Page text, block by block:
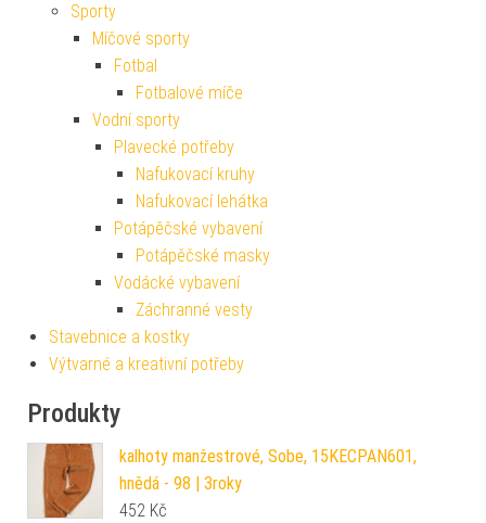
Sporty
Míčové sporty
Fotbal
Fotbalové míče
Vodní sporty
Plavecké potřeby
Nafukovací kruhy
Nafukovací lehátka
Potápěčské vybavení
Potápěčské masky
Vodácké vybavení
Záchranné vesty
Stavebnice a kostky
Výtvarné a kreativní potřeby
Produkty
kalhoty manžestrové, Sobe, 15KECPAN601,
hnědá - 98 | 3roky
452 Kč